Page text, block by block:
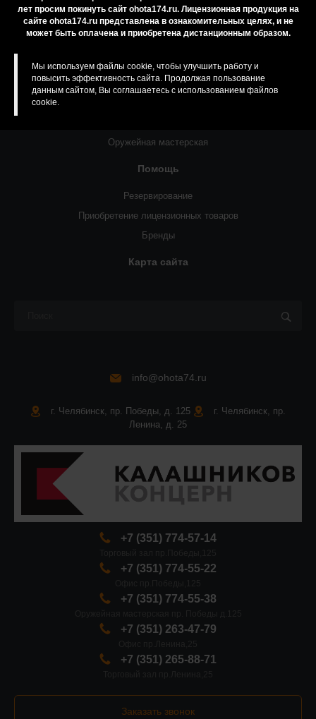
лет просим покинуть сайт ohota174.ru. Лицензионная продукция на
сайте ohota174.ru представлена в ознакомительных целях, и не
может быть оплачена и приобретена дистанционным образом.
Мы используем файлы cookie, чтобы улучшить работу и
повысить эффективность сайта. Продолжая пользование
данным сайтом, Вы соглашаетесь с использованием файлов
cookie.
Задать вопрос
О компании
Оружейная мастерская
Помощь
Резервирование
Приобретение лицензионных товаров
Бренды
Карта сайта
info@ohota74.ru
г. Челябинск, пр. Победы, д. 125
г. Челябинск, пр.
Ленина, д. 25
+7 (351) 774-57-14
+7 (351) 774-55-22
+7 (351) 774-55-38
+7 (351) 263-47-79
+7 (351) 265-88-71
Заказать звонок